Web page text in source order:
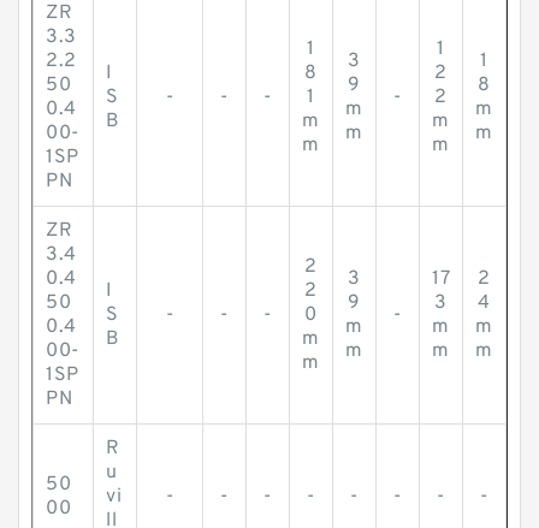
ZR
3.3
2.2
50
0.4
00-
1SP
PN
I
S
B
- - -
1
8
1
m
m
3
9
m
m
-
1
2
2
m
m
1
8
m
m
ZR
3.4
0.4
50
0.4
00-
1SP
PN
I
S
B
- - -
2
2
0
m
m
3
9
m
m
-
17
3
m
m
2
4
m
m
50
00
R
u
vi
ll
- - - - - - - -